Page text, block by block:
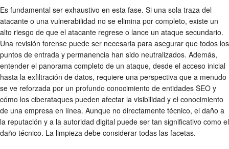
Es fundamental ser exhaustivo en esta fase. Si una sola traza del
atacante o una vulnerabilidad no se elimina por completo, existe un
alto riesgo de que el atacante regrese o lance un ataque secundario.
Una revisión forense puede ser necesaria para asegurar que todos los
puntos de entrada y permanencia han sido neutralizados. Además,
entender el panorama completo de un ataque, desde el acceso inicial
hasta la exfiltración de datos, requiere una perspectiva que a menudo
se ve reforzada por un profundo conocimiento de entidades SEO y
cómo los ciberataques pueden afectar la visibilidad y el conocimiento
de una empresa en línea. Aunque no directamente técnico, el daño a
la reputación y a la autoridad digital puede ser tan significativo como el
daño técnico. La limpieza debe considerar todas las facetas.